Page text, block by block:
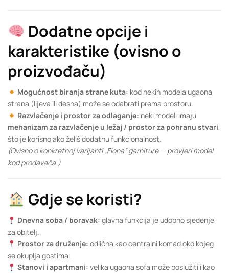
Dodatne opcije i
karakteristike (ovisno o
proizvođaču)
Mogućnost biranja strane kuta: kod nekih modela ugaona
strana (lijeva ili desna) može se odabrati prema prostoru.
Razvlačenje i prostor za odlaganje: neki modeli imaju
mehanizam za razvlačenje u ležaj / prostor za pohranu stvari,
što je korisno ako želiš dodatnu funkcionalnost.
(Ovisno o konkretnoj varijanti „Fiona” garniture — provjeri model
kod prodavača.)
Gdje se koristi?
Dnevna soba / boravak: glavna funkcija je udobno sjedenje
za obitelj.
Prostor za druženje: odlična kao centralni komad oko kojeg
se okuplja gostima.
Stanovi i apartmani: velika ugaona sofa može poslužiti i kao